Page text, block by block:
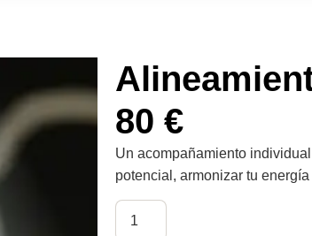
80 €
Un acompañamiento
potencial, armonizar tu